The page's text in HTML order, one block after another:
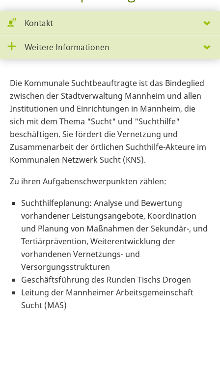
Kontakt
Weitere Informationen
Die Kommunale Suchtbeauftragte ist das Bindeglied
zwischen der Stadtverwaltung Mannheim und allen
Institutionen und Einrichtungen in Mannheim, die
sich mit dem Thema "Sucht" und "Suchthilfe"
beschäftigen. Sie fördert die Vernetzung und
Zusammenarbeit der örtlichen Suchthilfe-Akteure im
Kommunalen Netzwerk Sucht (KNS).
Zu ihren Aufgabenschwerpunkten zählen:
Suchthilfeplanung: Analyse und Bewertung
vorhandener Leistungsangebote, Koordination
und Planung von Maßnahmen der Sekundär-, und
Tertiärprävention, Weiterentwicklung der
vorhandenen Vernetzungs- und
Versorgungsstrukturen
Geschäftsführung des Runden Tischs Drogen
Leitung der Mannheimer Arbeitsgemeinschaft
Sucht (MAS)